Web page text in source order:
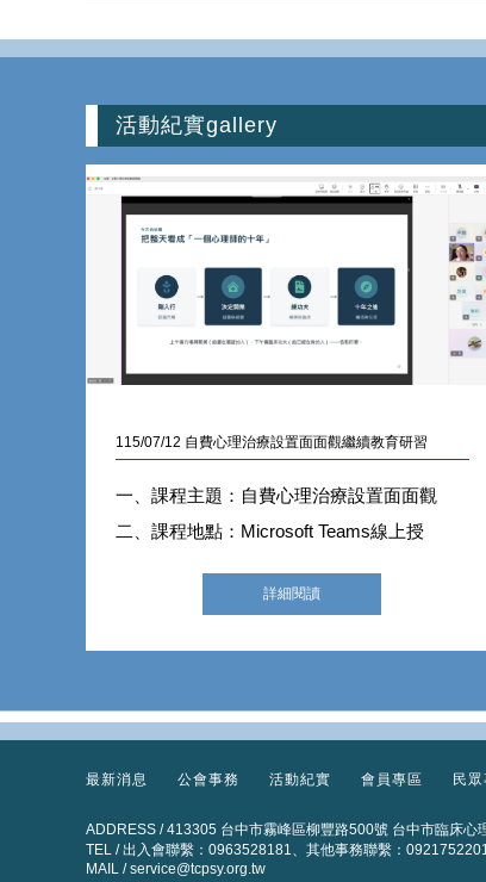
活動紀實gallery
115/07/12 自費心理治療設置面面觀繼續教育研習
一、課程主題：自費心理治療設置面面觀
二、課程地點：Microsoft Teams線上授
詳細閱讀
最新消息 公會事務 活動紀實 會員專區 民
ADDRESS / 413305 台中市霧峰區柳豐路500號 台中市臨床心
TEL / 出入會聯繫：0963528181、其他事務聯繫：
MAIL /service@tcpsy.org.tw